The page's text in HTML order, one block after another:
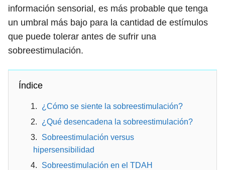
información sensorial, es más probable que tenga
un umbral más bajo para la cantidad de estímulos
que puede tolerar antes de sufrir una
sobreestimulación.
Índice
¿Cómo se siente la sobreestimulación?
¿Qué desencadena la sobreestimulación?
Sobreestimulación versus
hipersensibilidad
Sobreestimulación en el TDAH